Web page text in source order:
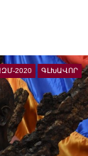
2020 ԳԼԽԱՎՈՐ